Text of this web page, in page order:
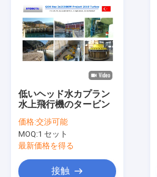
低いヘッド水カプラン
水上飛行機のタービン
価格:交渉可能
MOQ:1 セット
最新価格を得る
接触